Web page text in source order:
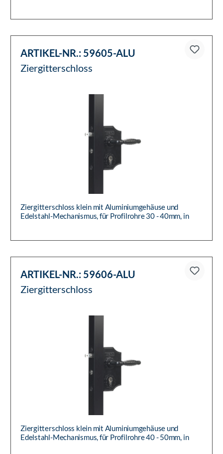
ARTIKEL-NR.: 59605-ALU
Ziergitterschloss
Ziergitterschloss klein mit Aluminiumgehäuse und
Edelstahl-Mechanismus, für Profilrohre 30 - 40mm, in
ARTIKEL-NR.: 59606-ALU
Ziergitterschloss
Ziergitterschloss klein mit Aluminiumgehäuse und
Edelstahl-Mechanismus, für Profilrohre 40 - 50mm, in